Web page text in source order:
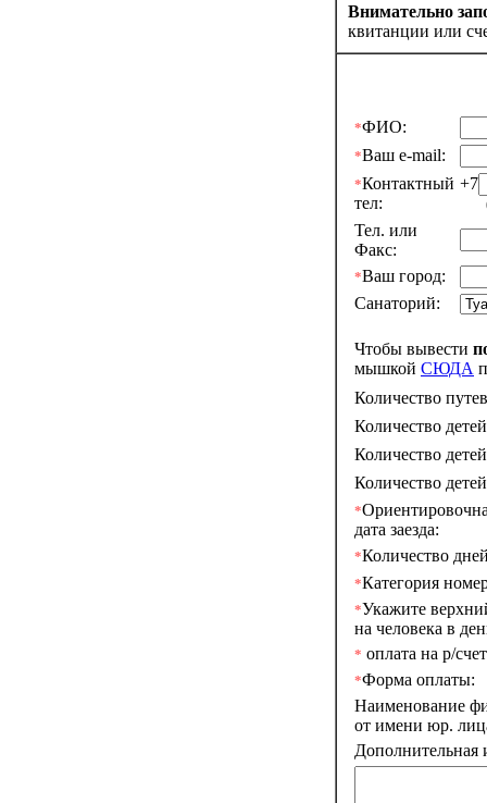
Внимательно
квитанции или
*ФИО:
*Ваш e-mail:
*Контактный
тел:
+7
Тел. или
Факс:
*Ваш город:
Санаторий:
Чтобы вывести
мышкой СЮДА
Количество
Количество
Количество
Количество
*
дата заезда:
*Количество
*Категория
*Укажите
на человека в
* оплата на р/
*Форма оплаты:
Наименование
от имени юр.
Дополнительная